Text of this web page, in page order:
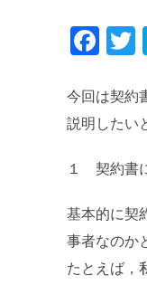
今回は契約
説明したい
１ 契約書
基本的に契
事者なのか
たとえば，